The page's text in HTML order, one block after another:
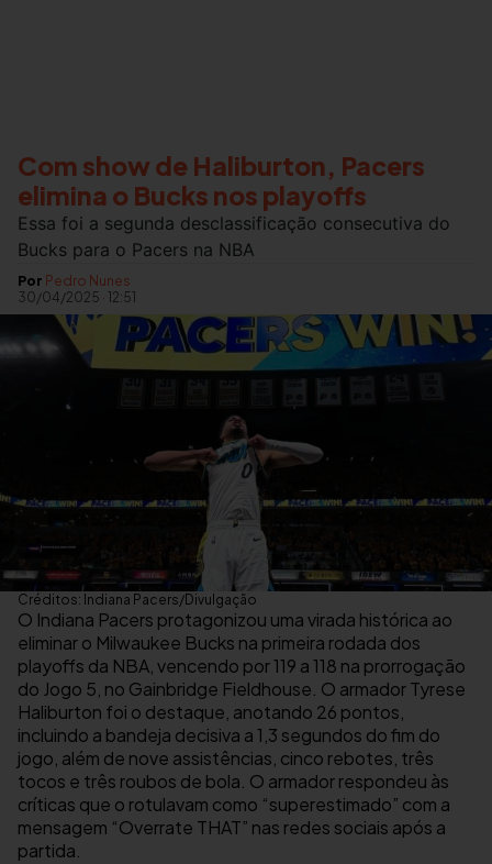
Com show de Haliburton, Pacers
elimina o Bucks nos playoffs
Essa foi a segunda desclassificação consecutiva do
Bucks para o Pacers na NBA
Por Pedro Nunes
30/04/2025 · 12:51
Créditos: Indiana Pacers/Divulgação
O Indiana Pacers protagonizou uma virada histórica ao
eliminar o Milwaukee Bucks na primeira rodada dos
playoffs da NBA, vencendo por 119 a 118 na prorrogação
do Jogo 5, no Gainbridge Fieldhouse. O armador Tyrese
Haliburton foi o destaque, anotando 26 pontos,
incluindo a bandeja decisiva a 1,3 segundos do fim do
jogo, além de nove assistências, cinco rebotes, três
tocos e três roubos de bola. O armador respondeu às
críticas que o rotulavam como “superestimado” com a
mensagem “Overrate THAT” nas redes sociais após a
partida.